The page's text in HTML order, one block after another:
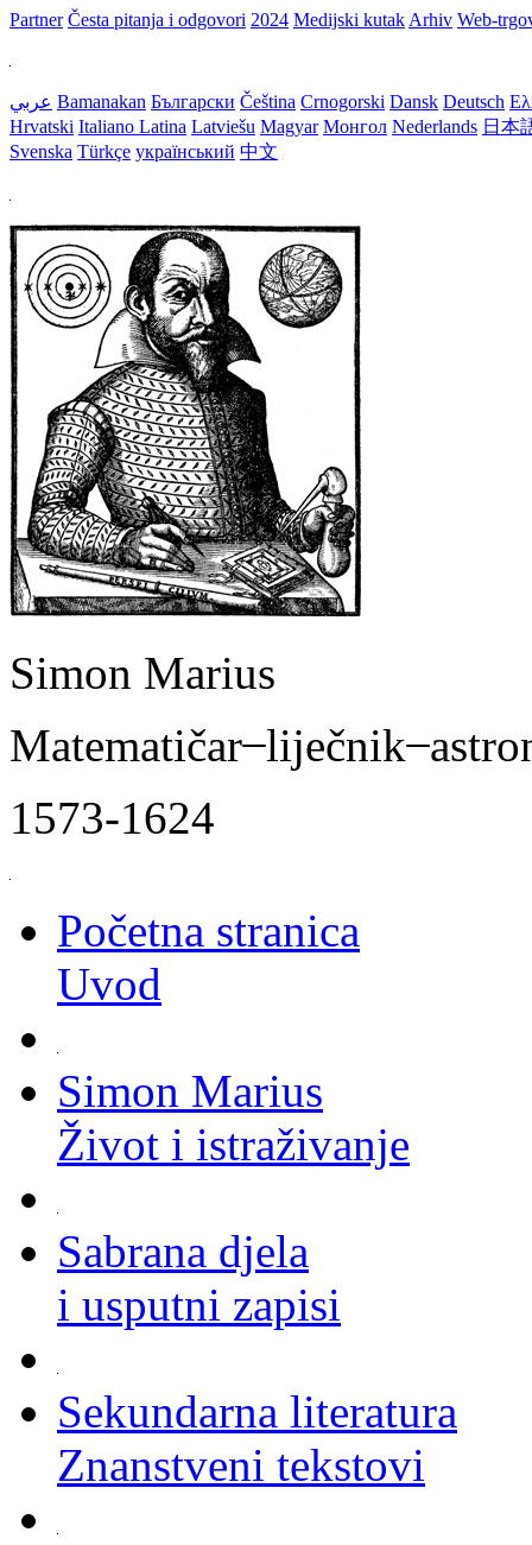
Partner Česta pitanja i odgovori 2024 Medijski kutak Arhiv Web-
عربي Bamanakan Български Čeština Crnogorski Dansk Deutsch
Hrvatski Italiano Latina Latviešu Magyar Монгол Nederlands 日本
Svenska Türkçe український 中文
Simon Marius
Matematičar ̶ liječnik
1573-1624
Početna stranica
Uvod
Simon Marius
Život i istraživanje
Sabrana djela
i usputni zapisi
Sekundarna literatura
Znanstveni tekstovi